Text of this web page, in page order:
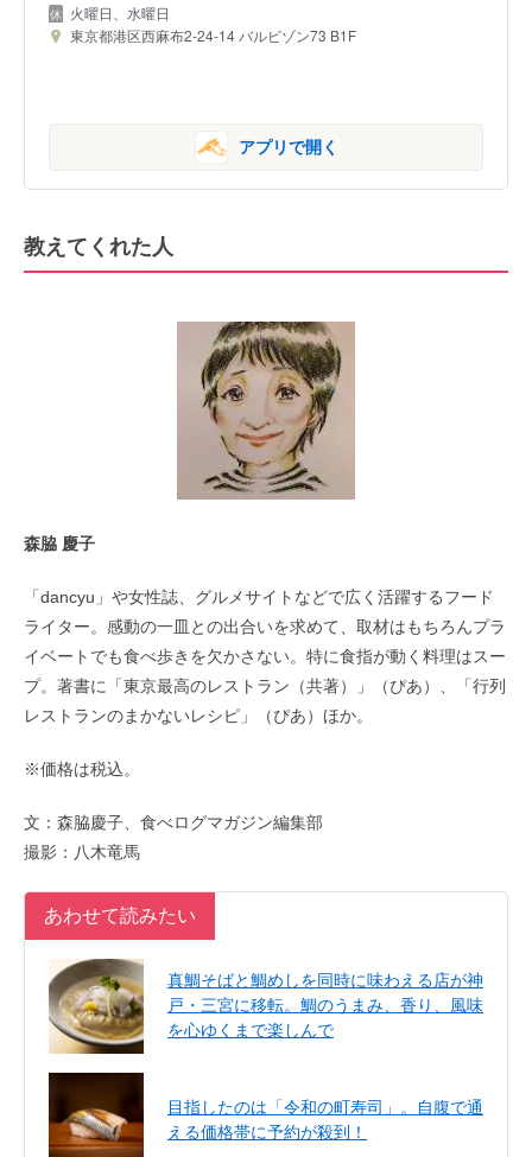
火曜日、水曜日
東京都港区西麻布2-24-14 バルビゾン73 B1F
アプリで開く
教えてくれた人
森脇 慶子
「dancyu」や女性誌、グルメサイトなどで広く活躍するフード
ライター。感動の一皿との出合いを求めて、取材はもちろんプラ
イベートでも食べ歩きを欠かさない。特に食指が動く料理はスー
プ。著書に「東京最高のレストラン（共著）」（ぴあ）、「行列
レストランのまかないレシピ」（ぴあ）ほか。
※価格は税込。
文：森脇慶子、食べログマガジン編集部
撮影：八木竜馬
あわせて読みたい
真鯛そばと鯛めしを同時に味わえる店が神
戸・三宮に移転。鯛のうまみ、香り、風味
を心ゆくまで楽しんで
目指したのは「令和の町寿司」。自腹で通
える価格帯に予約が殺到！